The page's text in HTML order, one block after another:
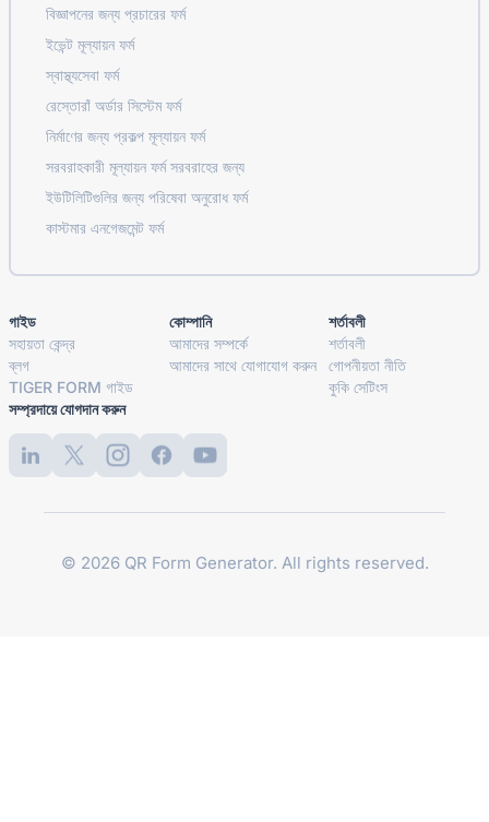
বিজ্ঞাপনের জন্য প্রচারের ফর্ম
ইভেন্ট মূল্যায়ন ফর্ম
স্বাস্থ্যসেবা ফর্ম
রেস্তোরাঁ অর্ডার সিস্টেম ফর্ম
নির্মাণের জন্য প্রকল্প মূল্যায়ন ফর্ম
সরবরাহকারী মূল্যায়ন ফর্ম সরবরাহের জন্য
ইউটিলিটিগুলির জন্য পরিষেবা অনুরোধ ফর্ম
কাস্টমার এনগেজমেন্ট ফর্ম
সম্প্রদায়ে যোগদান করুন
গাইড
সহায়তা কেন্দ্র
ব্লগ
TIGER FORM গাইড
কোম্পানি
আমাদের সম্পর্কে
আমাদের সাথে যোগাযোগ করুন
শর্তাবলী
শর্তাবলী
গোপনীয়তা নীতি
কুকি সেটিংস
© 2026 QR Form Generator. All rights reserved.